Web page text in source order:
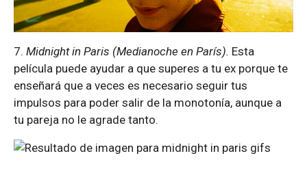
7. Midnight in Paris (Medianoche en París). Esta
película puede ayudar a que superes a tu ex porque te
enseñará que a veces es necesario seguir tus
impulsos para poder salir de la monotonía, aunque a
tu pareja no le agrade tanto.